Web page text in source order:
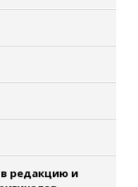
редакцию и